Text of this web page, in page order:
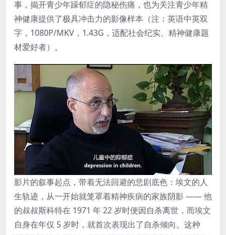
事，揭开青少年躁郁症的隐秘伤痛，也为关注青少年精
神健康提供了极具冲击力的影像样本（注：英语中英双
字，1080P/MKV，1.43G，适配社会纪实、精神健康题
材爱好者）。
影片的叙事起点，带着无法回避的悲剧底色：埃文的人
生轨迹，从一开始就笼罩着精神疾病的家族阴影 —— 他
的叔叔斯科特在 1971 年 22 岁时便因自杀离世，而埃文
自身在年仅 5 岁时，就首次表现出了自杀倾向。这种